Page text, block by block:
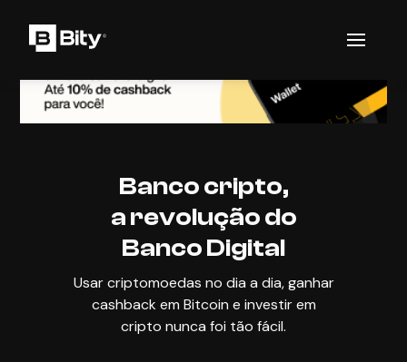
Banco cripto,
a revolução do
Banco Digital
Usar criptomoedas no dia a dia, ganhar
cashback em Bitcoin e investir em
cripto nunca foi tão fácil.